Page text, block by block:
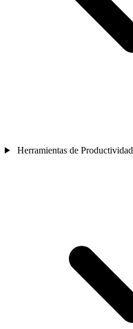
Herramientas de Productividad